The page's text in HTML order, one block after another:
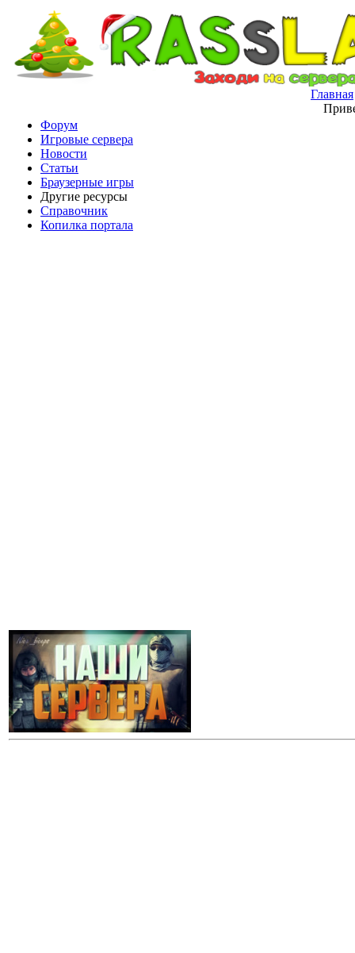
Главная
Форум
Игровые сервера
Новости
Статьи
Браузерные игры
Другие ресурсы
Справочник
Копилка портала